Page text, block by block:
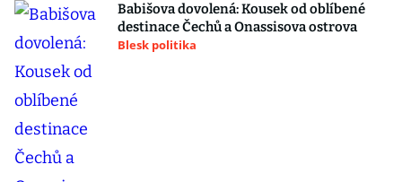
Babišova dovolená: Kousek od oblíbené
destinace Čechů a Onassisova ostrova
Blesk politika